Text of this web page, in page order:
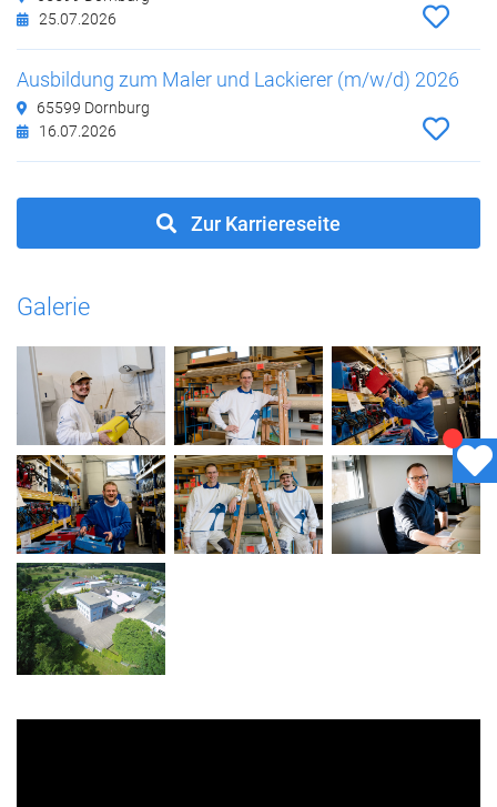
25.07.2026
Ausbildung zum Maler und Lackierer (m/w/d) 2026
65599 Dornburg
16.07.2026
Zur Karriereseite
Galerie